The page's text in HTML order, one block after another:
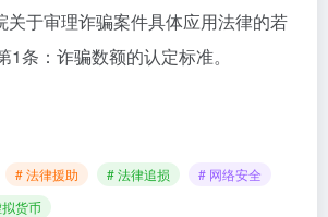
关于审理诈骗案件具体应用法律的若
1条：诈骗数额的认定标准。
# 法律援助 # 法律追损
# 网络安全
货币